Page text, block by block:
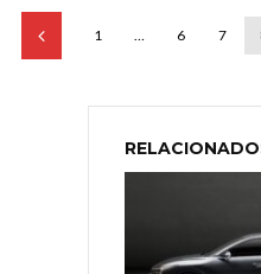
1 … 6 7